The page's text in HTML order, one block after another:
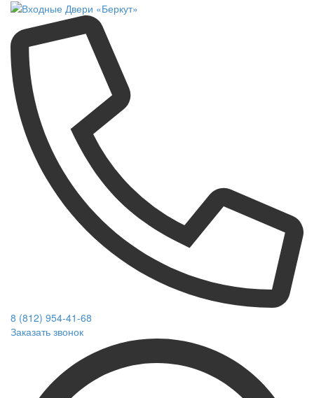
8 (812) 954-41-68
Заказать звонок